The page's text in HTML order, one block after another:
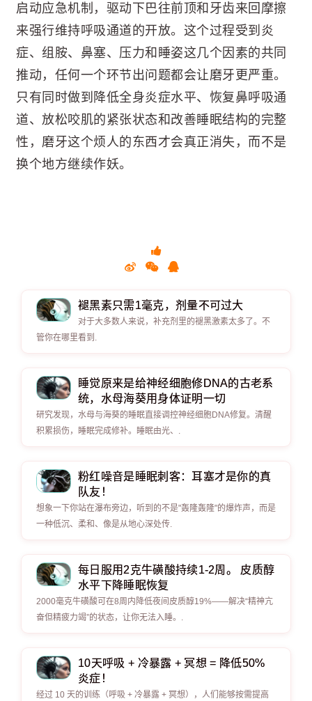
启动应急机制，驱动下巴往前顶和牙齿来回摩擦
来强行维持呼吸通道的开放。这个过程受到炎
症、组胺、鼻塞、压力和睡姿这几个因素的共同
推动，任何一个环节出问题都会让磨牙更严重。
只有同时做到降低全身炎症水平、恢复鼻呼吸通
道、放松咬肌的紧张状态和改善睡眠结构的完整
性，磨牙这个烦人的东西才会真正消失，而不是
换个地方继续作妖。
褪黑素只需1毫克，剂量不可过大
对于大多数人来说，补充剂里的褪黑激素太多了。不
管你在哪里看到.
睡觉原来是给神经细胞修DNA的古老系
统，水母海葵用身体证明一切
研究发现，水母与海葵的睡眠直接调控神经细胞DNA修复。清醒
积累损伤，睡眠完成修补。睡眠由光、.
粉红噪音是睡眠刺客：耳塞才是你的真
队友！
想象一下你站在瀑布旁边，听到的不是"轰隆轰隆"的爆炸声，而是
一种低沉、柔和、像是从地心深处传.
每日服用2克牛磺酸持续1-2周。 皮质醇
水平下降睡眠恢复
2000毫克牛磺酸可在8周内降低夜间皮质醇19%——解决“精神亢
奋但精疲力竭”的状态，让你无法入睡。.
10天呼吸 + 冷暴露 + 冥想 = 降低50%
炎症！
经过 10 天的训练（呼吸 + 冷暴露 + 冥想），人们能够按需提高